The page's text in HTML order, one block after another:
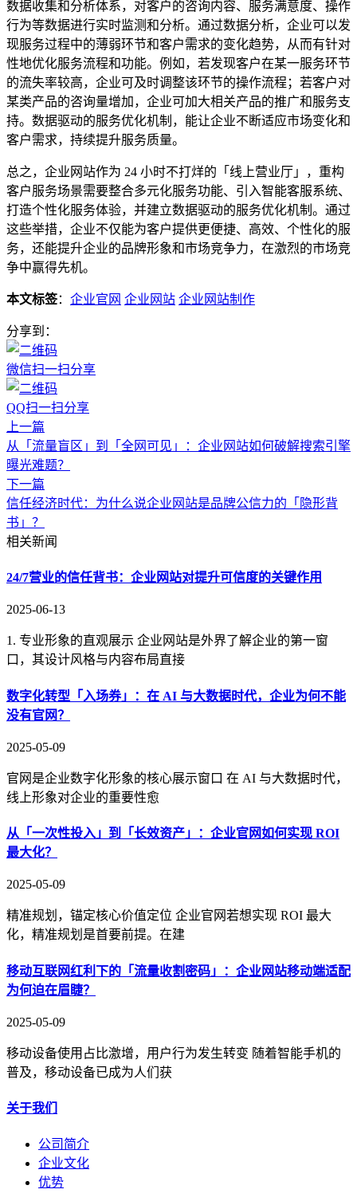
数据收集和分析体系，对客户的咨询内容、服务满意度、操作
行为等数据进行实时监测和分析。通过数据分析，企业可以发
现服务过程中的薄弱环节和客户需求的变化趋势，从而有针对
性地优化服务流程和功能。例如，若发现客户在某一服务环节
的流失率较高，企业可及时调整该环节的操作流程；若客户对
某类产品的咨询量增加，企业可加大相关产品的推广和服务支
持。数据驱动的服务优化机制，能让企业不断适应市场变化和
客户需求，持续提升服务质量。
总之，企业网站作为 24 小时不打烊的「线上营业厅」，重构
客户服务场景需要整合多元化服务功能、引入智能客服系统、
打造个性化服务体验，并建立数据驱动的服务优化机制。通过
这些举措，企业不仅能为客户提供更便捷、高效、个性化的服
务，还能提升企业的品牌形象和市场竞争力，在激烈的市场竞
争中赢得先机。
本文标签： 企业官网 企业网站 企业网站制作
分享到：
微信扫一扫分享
QQ扫一扫分享
上一篇
从「流量盲区」到「全网可见」：企业网站如何破解搜索引擎
曝光难题？
下一篇
信任经济时代：为什么说企业网站是品牌公信力的「隐形背
书」？
相关新闻
24/7营业的信任背书：企业网站对提升可信度的关键作用
2025-06-13
1. 专业形象的直观展示 企业网站是外界了解企业的第一窗
口，其设计风格与内容布局直接
数字化转型「入场券」：在 AI 与大数据时代，企业为何不能
没有官网？
2025-05-09
官网是企业数字化形象的核心展示窗口 在 AI 与大数据时代，
线上形象对企业的重要性愈
从「一次性投入」到「长效资产」：企业官网如何实现 ROI
最大化？
2025-05-09
精准规划，锚定核心价值定位 企业官网若想实现 ROI 最大
化，精准规划是首要前提。在建
移动互联网红利下的「流量收割密码」：企业网站移动端适配
为何迫在眉睫？
2025-05-09
移动设备使用占比激增，用户行为发生转变 随着智能手机的
普及，移动设备已成为人们获
关于我们
公司简介
企业文化
优势